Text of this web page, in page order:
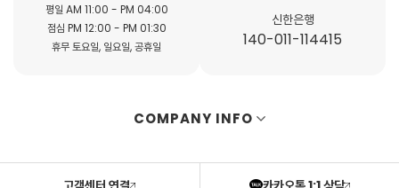
평일 AM 11:00 - PM 04:00
점심 PM 12:00 - PM 01:30
휴무 토요일, 일요일, 공휴일
신한은행
140-011-114415
COMPANY INFO